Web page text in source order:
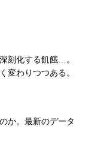
刻化する飢餓…。
変わりつつある。
か。最新のデータ